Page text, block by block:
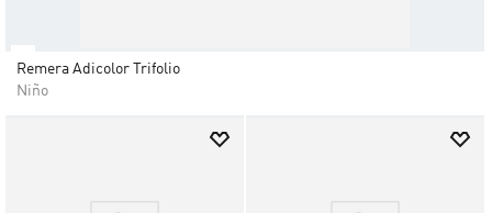
Remera Adicolor Trifolio
Niño